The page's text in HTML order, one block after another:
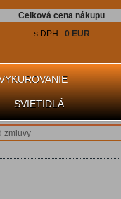
Celková cena nákupu
s DPH:: 0 EUR
SVIETIDLÁ
zmluvy